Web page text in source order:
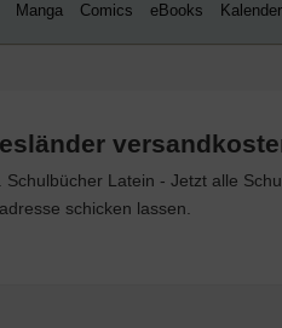
Manga Comics eBooks Kalender
Latein - Jetzt alle
schicken lassen.